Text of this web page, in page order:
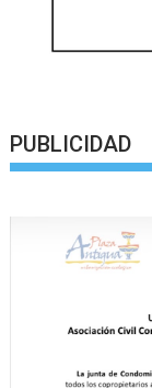
PUBLICIDAD